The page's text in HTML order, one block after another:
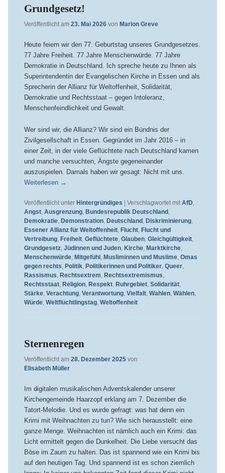
Grundgesetz!
Veröffentlicht am 23. Mai 2026 von Marion Greve
Heute feiern wir den 77. Geburtstag unseres Grundgesetzes.
77 Jahre Freiheit. 77 Jahre Menschenwürde. 77 Jahre
Demokratie in Deutschland. Ich spreche heute zu Ihnen als
Superintendentin der Evangelischen Kirche in Essen und als
Sprecherin der Allianz für Weltoffenheit, Solidarität,
Demokratie und Rechtsstaat – gegen Intoleranz,
Menschenfeindlichkeit und Gewalt.
Wer sind wir, die Allianz? Wir sind ein Bündnis der
Zivilgesellschaft in Essen. Gegründet im Jahr 2016 – in
einer Zeit, in der viele Geflüchtete nach Deutschland kamen
und manche versuchten, Ängste gegeneinander
auszuspielen. Damals haben wir gesagt: Nicht mit uns.
Weiterlesen →
Veröffentlicht unter Hintergründiges | Verschlagwortet mit AfD
Angst, Ausgrenzung, Bundesrepublik Deutschland,
Demokratie, Demonstration, Deutschland, Diskriminierung,
Essener Allianz für Weltoffenheit, Flucht, Flucht und
Vertreibung, Freiheit, Geflüchtete, Glauben, Gleichgültigkeit,
Grundgesetz, Jüdinnen und Juden, Kirche, Marktkirche,
Menschenwürde, Mitgefühl, Musliminnen und Muslime, Omas
gegen rechts Politik, Politikerinnen und Politiker, Queer,
Rassismus Rechtsextrem Rechtsextremismus
Rechtsstaat, Religion, Respekt, Ruhrgebiet, Solidarität,
Stärke, Verachtung, Verantwortung, Vielfalt, Wahlen, Wählen,
Würde, Weltflüchtlingstag, Weltoffenheit
Sternenregen
Veröffentlicht am 28. Dezember 2025 von
Elisabeth Müller
Im digitalen musikalischen Adventskalender unserer
Kirchengemeinde Haarzopf erklang am 7. Dezember die
Tatort-Melodie. Und es wurde gefragt: was hat denn ein
Krimi mit Weihnachten zu tun? Wie sich herausstellt: eine
ganze Menge. Weihnachten ist nämlich auch ein Krimi: das
Licht ermittelt gegen die Dunkelheit. Die Liebe versucht das
Böse im Zaum zu halten. Das ist spannend wie ein Krimi bis
auf den heutigen Tag. Und spannend ist es schon ziemlich